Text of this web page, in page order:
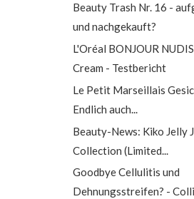
Beauty Trash Nr. 16 -
und nachgekauft?
L'Oréal BONJOUR
Cream - Testbericht
Le Petit Marseillais
Endlich auch...
Beauty-News: Kiko Jelly
Collection (Limited...
Goodbye Cellulitis und
Dehnungsstreifen? -